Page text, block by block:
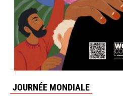
JOURNÉE MONDIALE